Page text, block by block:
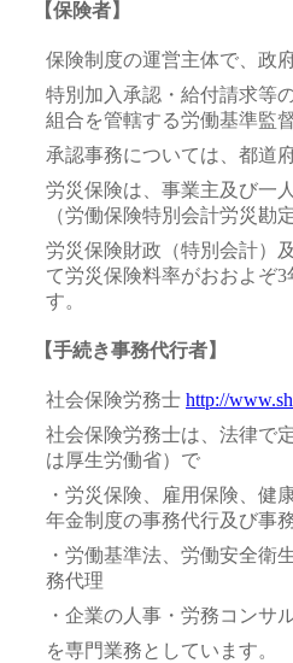
【保険者】
保険制度の運営主体で、政
特別加入承認・給付請求等
組合を管轄する労働基準監
承認事務については、都道
労災保険は、事業主及び一
（労働保険特別会計労災勘
労災保険財政（特別会計）
て労災保険料率がおおよぞ
す。
【手続き事務代行者】
社会保険労務士 http://
社会保険労務士は、法律で
は厚生労働省）で
・労災保険、雇用保険、健
年金制度の事務代行及び事
・労働基準法、労働安全衛
務代理
・企業の人事・労務コンサ
を専門業務としています。